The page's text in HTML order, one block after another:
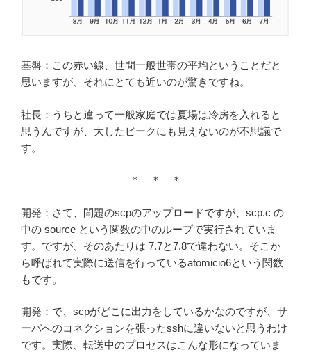
基盤：この赤い線、世間一般世帯の平均ということだと
思いますが、それにとても近いのが驚きですね。
社長：うちと違って一般家庭では夏場は冷房を入れると
思うんですが、大したピークにも見えないのが不思議で
す。
＊ ＊ ＊
開発：さて、問題のscpのアップロードですが、scp.c の
中の source という関数の中のループで実行されていま
す。ですが、そのあたりは 7.7と7.8で違わない。そこか
ら呼ばれて実際に送信を行っているatomicio6という関数
もです。
開発：で、scpがどこに出力をしているかなのですが、サ
ーバへのコネクションを張ったsshに違いないと思うわけ
です。実際、転送中のプロセスはこんな形になっていま